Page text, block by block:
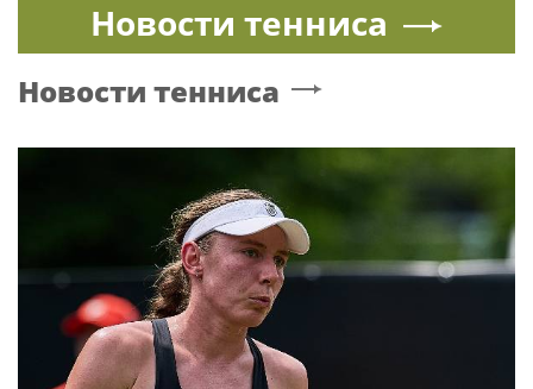
Новости тенниса
Новости тенниса